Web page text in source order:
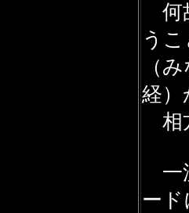
何
う
（
経）
相
一
ー